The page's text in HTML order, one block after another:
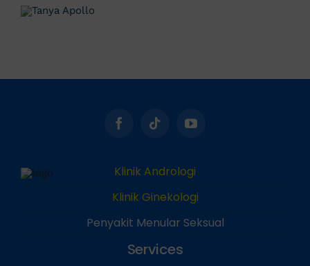
Klinik Andrologi
Klinik Ginekologi
Penyakit Menular Seksual
Services